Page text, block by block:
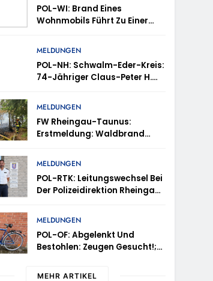
Und Wer Hat Den Fahrraddieb
Unterwegs
Dana Hama Ziad?
POL-WI: Brand Eines
Wohnmobils Führt Zu Einer
MELDUNGEN
POL-NH: Schwalm-Eder-Kreis:
74-Jähriger Claus-Peter H.
MELDUNGEN
FW Rheingau-Taunus:
Erstmeldung: Waldbrand
Hettenhain Und Taunusstein-
Seitzenhahn – Rund 150
Einsatzkräfte Im Einsatz
MELDUNGEN
POL-RTK: Leitungswechsel Bei
Der Polizeidirektion Rheingau-
MELDUNGEN
POL-OF: Abgelenkt Und
Bestohlen: Zeugen Gesucht!;
Hinweise Erbeten Und Wer Hat
MEHR ARTIKEL